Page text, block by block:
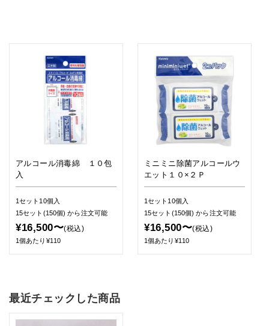
アルコール消毒綿 １０包
入
1セット10個入
15セット(150個)から注文可能
¥16,500〜(税込)
1個あたり¥110
ミニミニ除菌アルコールウ
エット１０×２Ｐ
1セット10個入
15セット(150個)から注文可能
¥16,500〜(税込)
1個あたり¥110
最近チェックした商品